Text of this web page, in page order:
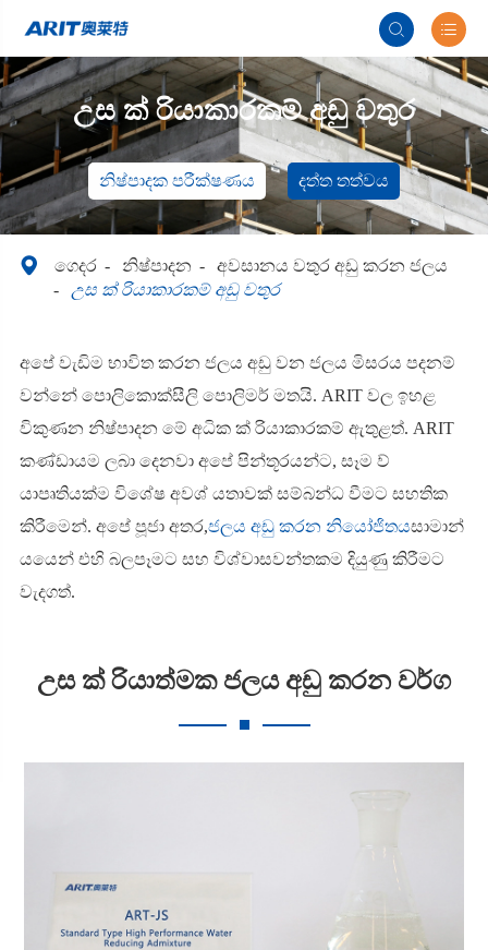
 
උස ක් රියාකාරකම් අඩු වතුර
නිෂ්පාදක පරීක්ෂණය දත්ත තත්වය
 ගෙදර නිෂ්පාදන
අවසානය වතුර අඩු කරන ජලය
උස ක් රියාකාරකම් අඩු වතුර
අපේ වැඩිම භාවිත කරන ජලය අඩු වන ජලය මිසරය පදනම්
වන්නේ පොලිකොක්සීලි පොලිමර් මතයි. ARIT වල ඉහළ
විකුණන නිෂ්පාදන මේ අධික ක් රියාකාරකම් ඇතුළත්. ARIT
කණ්ඩායම ලබා දෙනවා අපේ පින්තූරයන්ට, සෑම ව්
යාපෘතියක්ම විශේෂ අවශ් යතාවක් සම්බන්ධ වීමට සහතික
කිරීමෙන්. අපේ පූජා අතර,ජලය අඩු කරන නියෝජිතයසාමාන්
යයෙන් එහි බලපෑමට සහ විශ්වාසවන්තකම දියුණු කිරීමට
වැදගත්.
උස ක් රියාත්මක ජලය අඩු කරන වර්ග